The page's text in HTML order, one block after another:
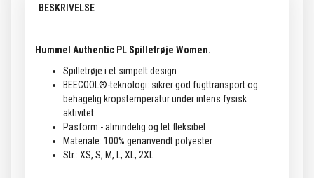
BESKRIVELSE
Hummel Authentic PL Spilletrøje Women.
Spilletrøje i et simpelt design
BEECOOL®-teknologi: sikrer god fugttransport og
behagelig kropstemperatur under intens fysisk
aktivitet
Pasform - almindelig og let fleksibel
Materiale: 100% genanvendt polyester
Str.: XS, S, M, L, XL, 2XL